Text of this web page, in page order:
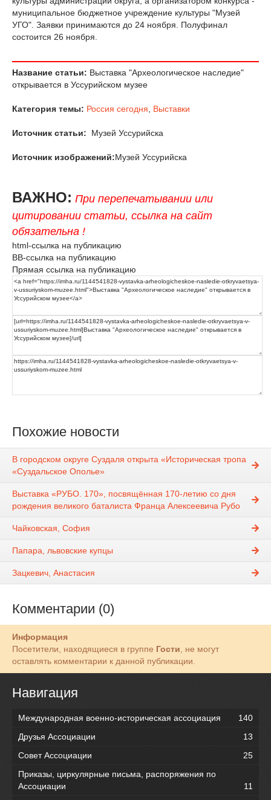
муниципальное бюджетное учреждение культуры "Музей
УГО". Заявки принимаются до 24 ноября. Полуфинал
состоится 26 ноября.
Название статьи: Выставка "Археологическое наследие"
открывается в Уссурийском музее
Категория темы: Россия сегодня Выставки
Источник статьи: Музей Уссурийска
Источник изображений:Музей Уссурийска
ВАЖНО: При перепечатывании или
цитировании статьи, ссылка на сайт
обязательна !
html-ссылка на публикацию
BB-ссылка на публикацию
Прямая ссылка на публикацию
Похожие новости
В городском округе Суздаля открыта «Историческая тропа
«Суздальское Ополье»
Выставка «РУБО. 170», посвящённая 170-летию со дня
рождения великого баталиста Франца Алексеевича Рубо
Чайковская, София
Папара, львовские купцы
Зацкевич, Анастасия
Комментарии (0)
Информация
Посетители, находящиеся в группе Гости , не могут
оставлять комментарии к данной публикации.
Навигация
Международная военно-историческая ассоциация
140
Друзья Ассоциации
13
Совет Ассоциации
25
Приказы, циркулярные письма, распоряжения по
Ассоциации
11